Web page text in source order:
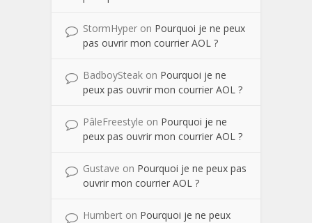
StormHyper on Pourquoi je ne peux
pas ouvrir mon courrier AOL ?
BadboySteak on Pourquoi je ne
peux pas ouvrir mon courrier AOL ?
PâleFreestyle on Pourquoi je ne
peux pas ouvrir mon courrier AOL ?
Gustave on Pourquoi je ne peux pas
ouvrir mon courrier AOL ?
Humbert on Pourquoi je ne peux